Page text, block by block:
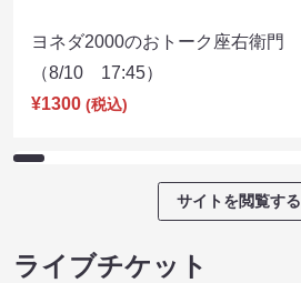
ヨネダ2000のおトーク座右衛門
（8/10 17:45）
¥1300 (税込)
サイトを閲覧する
ライブチケット